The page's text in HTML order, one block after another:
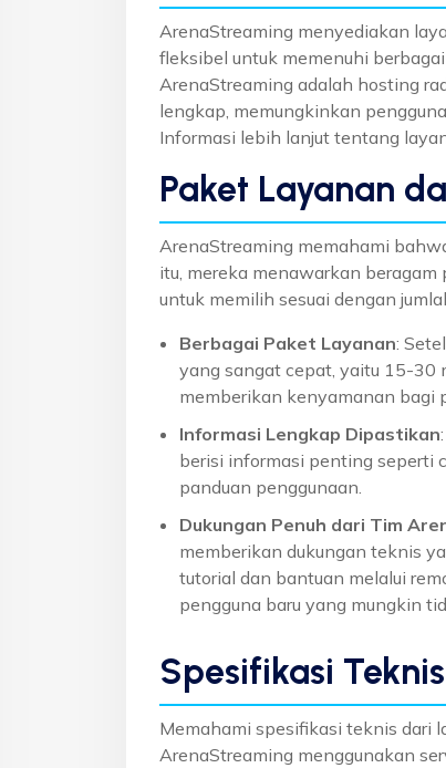
ArenaStreaming menyediakan
fleksibel untuk memenuhi
ArenaStreaming adalah hosting
lengkap, memungkinkan
Informasi lebih lanjut tentang
Paket Layanan
ArenaStreaming memahami
itu, mereka menawarkan
untuk memilih sesuai dengan
Berbagai Paket Layanan:
yang sangat cepat, yaitu 15-30
memberikan kenyamanan bagi
Informasi Lengkap Dipastikan
berisi informasi penting seperti
panduan penggunaan.
Dukungan Penuh dari Tim
memberikan dukungan teknis
tutorial dan bantuan melalui
pengguna baru yang mungkin
Spesifikasi Teknis
Memahami spesifikasi teknis dari
ArenaStreaming menggunakan